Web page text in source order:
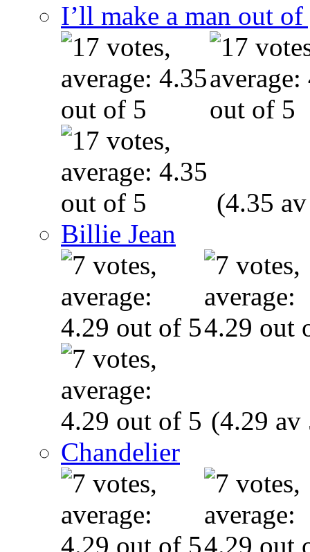
I’ll make a man out
(4.35
Billie Jean
(4.29 av
Chandelier